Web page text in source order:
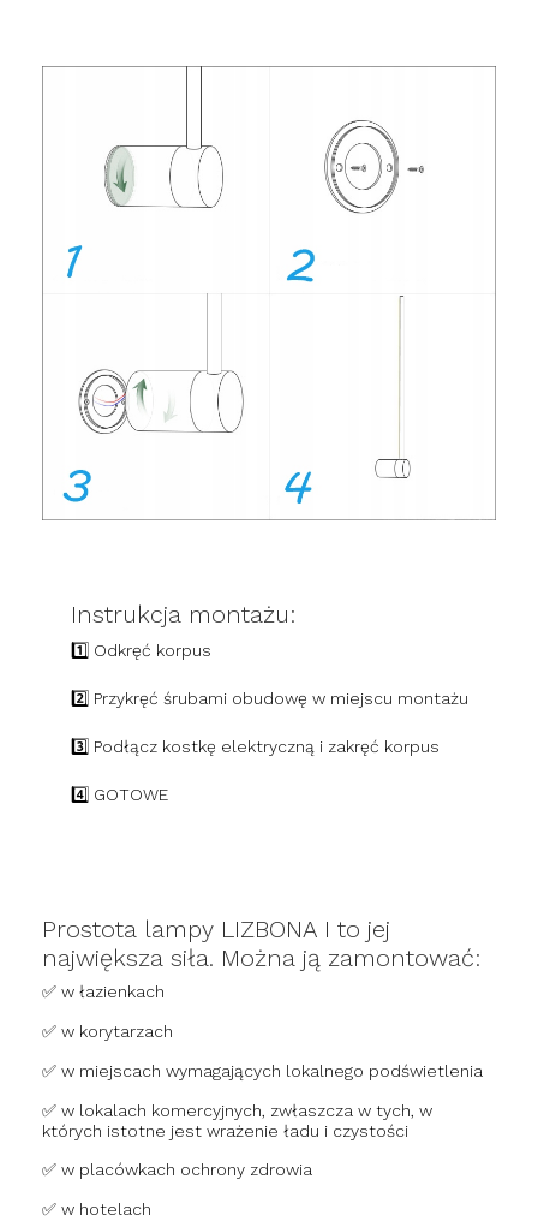
Instrukcja montażu:
1️⃣ Odkręć korpus
2️⃣ Przykręć śrubami obudowę w miejscu montażu
3️⃣ Podłącz kostkę elektryczną i zakręć korpus
4️⃣ GOTOWE
Prostota lampy LIZBONA I to jej
największa siła. Można ją zamontować:
✅ w łazienkach
✅ w korytarzach
✅ w miejscach wymagających lokalnego podświetlenia
✅ w lokalach komercyjnych, zwłaszcza w tych, w
których istotne jest wrażenie ładu i czystości
✅ w placówkach ochrony zdrowia
✅ w hotelach